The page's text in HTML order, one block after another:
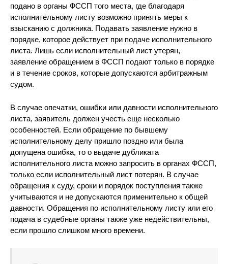
подано в органы ФССП того места, где благодаря
исполнительному листу возможно принять меры к
взысканию с должника. Подавать заявление нужно в
порядке, которое действует при подаче исполнительного
листа. Лишь если исполнительный лист утерян,
заявление обращением в ФССП подают только в порядке
и в течение сроков, которые допускаются арбитражным
судом.
В случае опечатки, ошибки или давности исполнительного
листа, заявитель должен учесть еще несколько
особенностей. Если обращение по бывшему
исполнительному делу пришло поздно или была
допущена ошибка, то о выдаче дубликата
исполнительного листа можно запросить в органах ФССП,
только если исполнительный лист потерян. В случае
обращения к суду, сроки и порядок поступления также
учитываются и не допускаются применительно к общей
давности. Обращения по исполнительному листу или его
подача в судебные органы также уже недействительны,
если прошло слишком много времени.